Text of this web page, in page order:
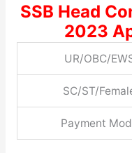
SSB Head
2023
UR/OBC/
SC/ST/
Payment